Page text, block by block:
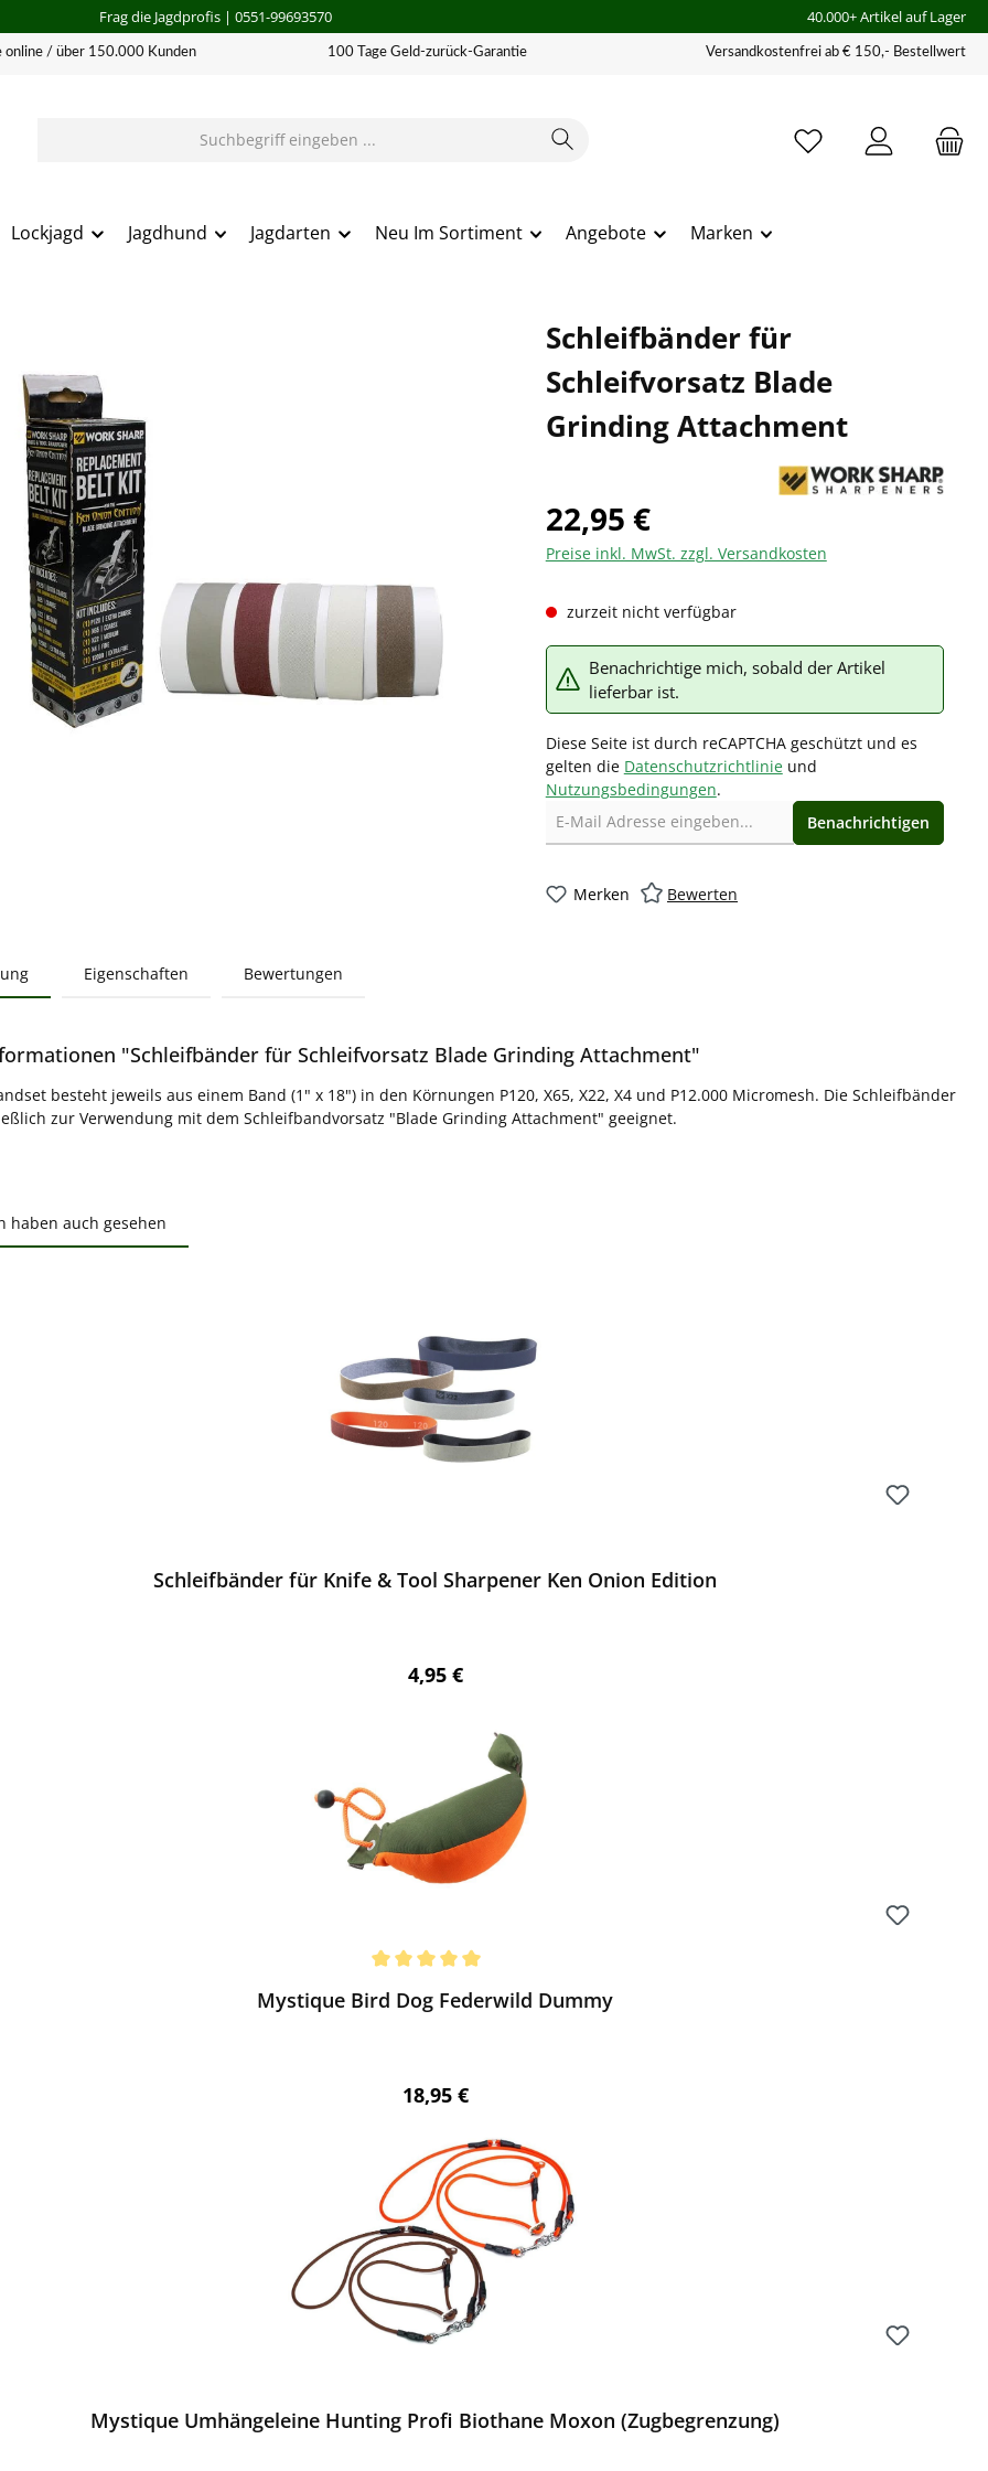
Frag die Jagdprofis| 0551-99693570 40.000+ Artikel auf Lager
online / über 150.000 Kunden 100 Tage Geld-zurück-Garantie Versandkostenfrei ab € 150,- Bestellwert
Lockjagd Jagdhund Jagdarten Neu Im Sortiment Angebote Marken
Schleifbänder für
Schleifvorsatz Blade
Grinding Attachment
22,95 €
Preise inkl. MwSt. zzgl. Versandkosten
zurzeit nicht verfügbar
Benachrichtige mich, sobald der Artikel
lieferbar ist.
Diese Seite ist durch reCAPTCHA geschützt und es
gelten die Datenschutzrichtlinieund
Nutzungsbedingungen.
Benachrichtigen
Merken Bewerten
Eigenschaften Bewertungen
"Schleifbänder für Schleifvorsatz Blade Grinding Attachment"
besteht jeweils aus einem Band (1" x 18") in den Körnungen P120, X65, X22, X4 und P12.000 Micromesh. Die Schleifbänder
zur Verwendung mit dem Schleifbandvorsatz "Blade Grinding Attachment" geeignet.
haben auch gesehen
Schleifbänder für Knife & Tool Sharpener Ken Onion Edition
Regulärer Preis:
4,95 €
Mystique Bird Dog Federwild Dummy
Regulärer Preis:
18,95 €
Mystique Umhängeleine Hunting Profi Biothane Moxon (Zugbegrenzung)